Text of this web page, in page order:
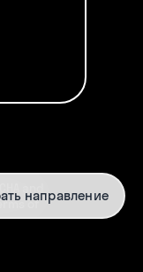
and
of
направление